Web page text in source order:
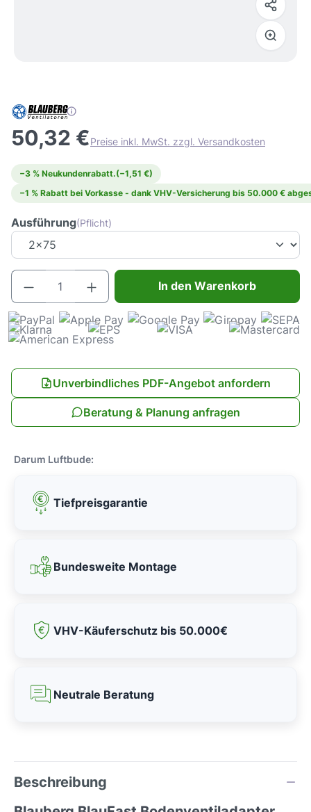
50,32 €Preise inkl. MwSt. zzgl. Versandkosten
−3 % Neukundenrabatt.(−1,51 €)
−1 % Rabatt bei Vorkasse - dank VHV-Versicherung bis 50.000 €
Ausführung(Pflicht)
Produkt Anzahl: Gib den gewünschten
In den Warenkorb
Unverbindliches PDF-Angebot anfordern
Beratung & Planung anfragen
Darum Luftbude:
Tiefpreisgarantie
Bundesweite Montage
VHV-Käuferschutz bis 50.000€
Neutrale Beratung
Beschreibung